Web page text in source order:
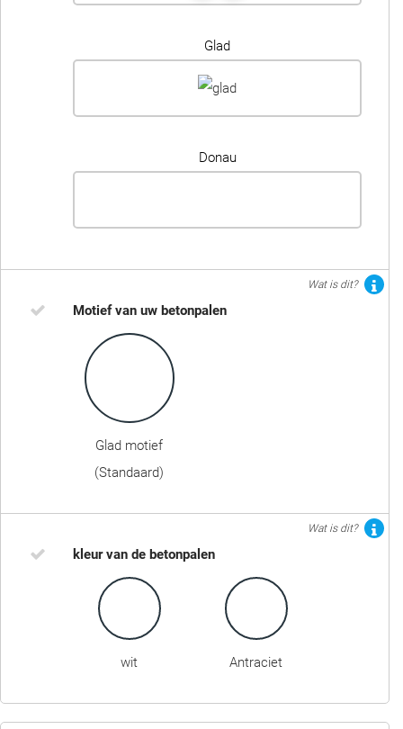
Glad
Donau
Wat is dit?
Motief van uw betonpalen
Glad motief
(Standaard)
Wat is dit?
kleur van de betonpalen
wit Antraciet